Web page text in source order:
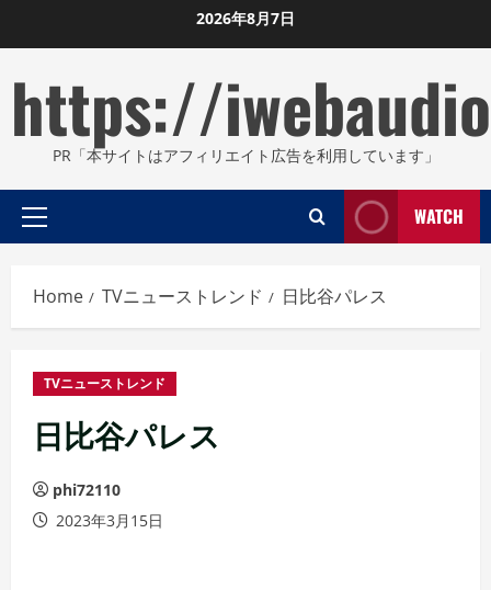
to
2026年8月7日
https://
PR「本サイトはアフィリエイト広告を利用しています」
Primary
WATCH
Home TVニューストレンド 日比谷パレス
TVニューストレンド
日比谷パレス
phi72110
2023年3月15日